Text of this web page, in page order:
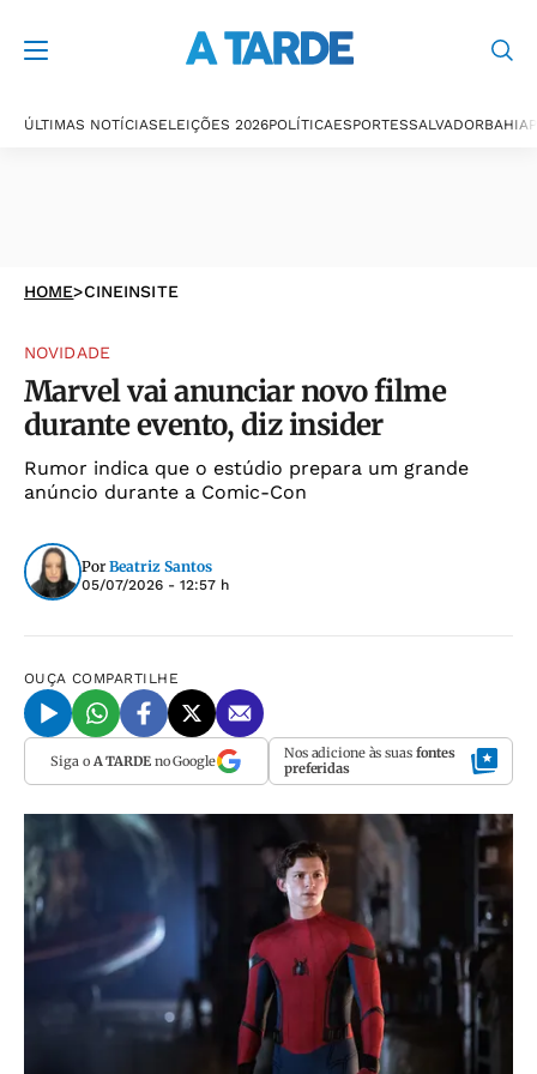
ÚLTIMAS NOTÍCIASELEIÇÕES 2026POLÍTICAESPORTESSALVADORBAHIA
HOME>CINEINSITE
NOVIDADE
Marvel vai anunciar novo filme
durante evento, diz insider
Rumor indica que o estúdio prepara um grande
anúncio durante a Comic-Con
Por Beatriz Santos
05/07/2026 - 12:57 h
OUÇA COMPARTILHE
Siga o A TARDEno Google Nos adicione às suas fontes
preferidas